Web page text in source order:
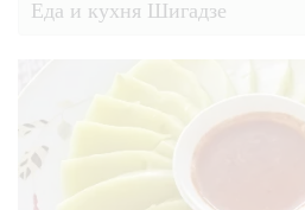
Еда и кухня Шигадзе